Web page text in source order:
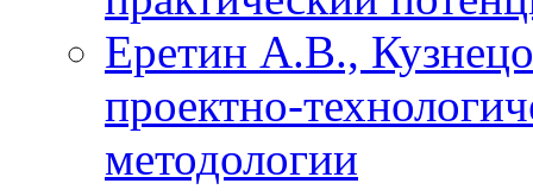
Еретин А.В.,
проектно-
методологии